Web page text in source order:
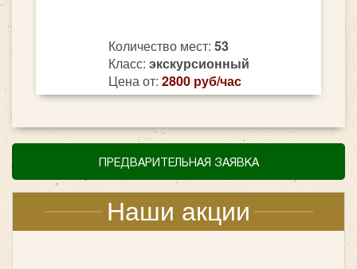
ПРЕДВАРИТЕЛЬНАЯ ЗАЯВКА
Наши акции
Количество мест: 53
Класс: экскурсионный
Цена от: 2800 руб/час